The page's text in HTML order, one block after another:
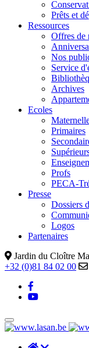
Prêts et
Ressources
Offres de
Nos
Service
Archives
Ecoles
Primaires
Profs
PECA-
Presse
Dossiers
Logos
Partenaires
Jardin du Cloître
+32 (0)81 84 02 00